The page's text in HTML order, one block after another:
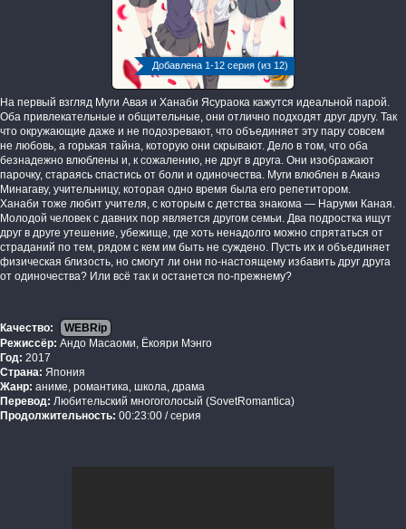
Добавлена 1-12 серия (из 12)
На первый взгляд Муги Авая и Ханаби Ясураока кажутся идеальной парой.
Оба привлекательные и общительные, они отлично подходят друг другу. Так
что окружающие даже и не подозревают, что объединяет эту пару совсем
не любовь, а горькая тайна, которую они скрывают. Дело в том, что оба
безнадежно влюблены и, к сожалению, не друг в друга. Они изображают
парочку, стараясь спастись от боли и одиночества. Муги влюблен в Аканэ
Минагаву, учительницу, которая одно время была его репетитором.
Ханаби тоже любит учителя, с которым с детства знакома — Наруми Каная.
Молодой человек с давних пор является другом семьи. Два подростка ищут
друг в друге утешение, убежище, где хоть ненадолго можно спрятаться от
страданий по тем, рядом с кем им быть не суждено. Пусть их и объединяет
физическая близость, но смогут ли они по-настоящему избавить друг друга
от одиночества? Или всё так и останется по-прежнему?
Качество:
WEBRip
Режиссёр: Андо Масаоми, Ёкояри Мэнго
Год: 2017
Страна: Япония
Жанр: аниме, романтика, школа, драма
Перевод: Любительский многоголосый (SovetRomantica)
Продолжительность: 00:23:00 / серия